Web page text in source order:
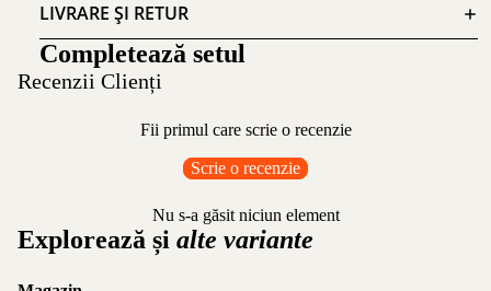
LIVRARE ȘI RETUR
Completează setul
Recenzii Clienți
Fii primul care scrie o recenzie
Scrie o recenzie
Nu s-a găsit niciun element
Explorează și alte variante